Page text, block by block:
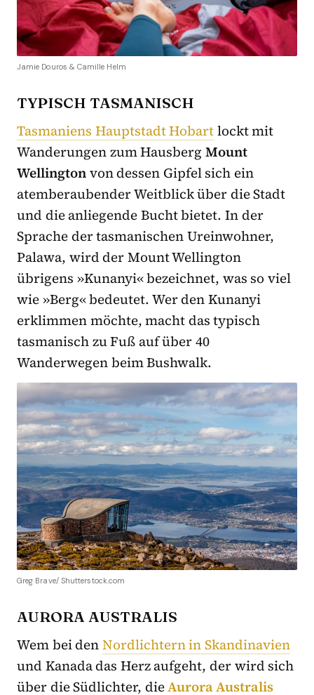
Jamie Douros & Camille Helm
TYPISCH TASMANISCH
Tasmaniens Hauptstadt Hobartlockt mit
Wanderungen zum Hausberg Mount
Wellingtonvon dessen Gipfel sich ein
atemberaubender Weitblick über die Stadt
und die anliegende Bucht bietet. In der
Sprache der tasmanischen Ureinwohner,
Palawa, wird der Mount Wellington
übrigens »Kunanyi« bezeichnet, was so viel
wie »Berg« bedeutet. Wer den Kunanyi
erklimmen möchte, macht das typisch
tasmanisch zu Fuß auf über 40
Wanderwegen beim Bushwalk.
Greg Brave/ Shutterstock.com
AURORA AUSTRALIS
Wem bei denNordlichtern in Skandinavien
und Kanada das Herz aufgeht, der wird sich
über die Südlichter, dieAurora Australis